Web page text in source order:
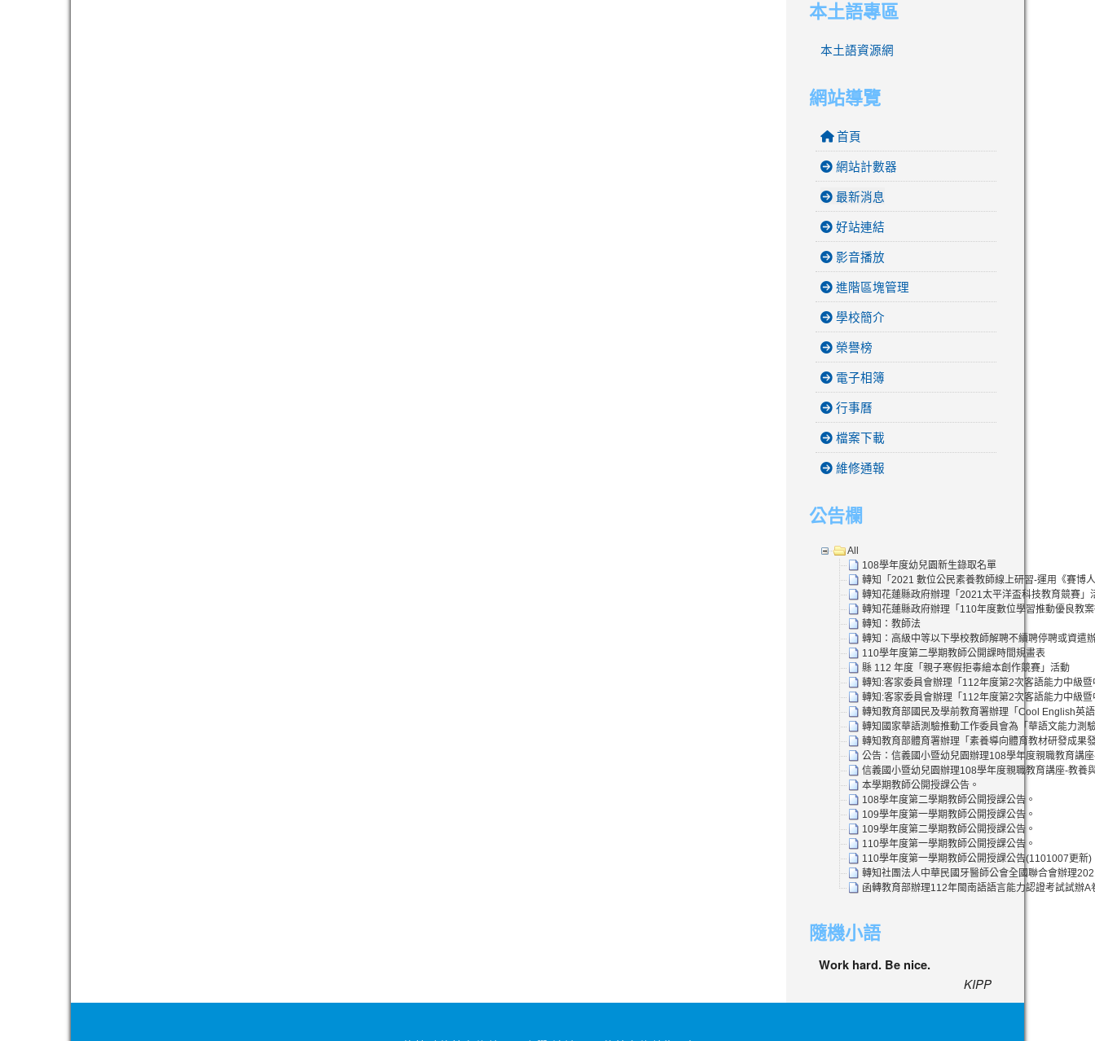
本土語專區
本土語資源網
網站導覽
首頁
網站計數器
最新消息
好站連結
影音播放
進階區塊管理
學校簡介
榮譽榜
電子相簿
行事曆
檔案下載
維修通報
公告欄
All
108學年度幼兒園新生錄取名單
轉知「2021 數位公民素養教師線上研習-運用《賽博
轉知花蓮縣政府辦理「2021太平洋盃科技教育競賽」
轉知花蓮縣政府辦理「110年度數位學習推動優良教
轉知：教師法
轉知：高級中等以下學校教師解聘不續聘停聘或資遣
110學年度第二學期教師公開課時間規畫表
縣 112 年度「親子寒假拒毒繪本創作競賽」活動
轉知:客家委員會辦理「112年度第2次客語能力中級
轉知:客家委員會辦理「112年度第2次客語能力中級
轉知教育部國民及學前教育署辦理「Cool English英
轉知國家華語測驗推動工作委員會為「華語文能力測
轉知教育部體育署辦理「素養導向體育教材研發成果
公告：信義國小暨幼兒園辦理108學年度親職教育講
信義國小暨幼兒園辦理108學年度親職教育講座-教養
本學期教師公開授課公告。
108學年度第二學期教師公開授課公告。
109學年度第一學期教師公開授課公告。
109學年度第二學期教師公開授課公告。
110學年度第一學期教師公開授課公告。
110學年度第一學期教師公開授課公告(1101007更新)
轉知社團法人中華民國牙醫師公會全國聯合會辦理
函轉教育部辦理112年閩南語語言能力認證考試試辦
隨機小語
Work hard. Be nice.
KIPP